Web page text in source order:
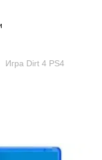
Игра Dirt 4 PS4